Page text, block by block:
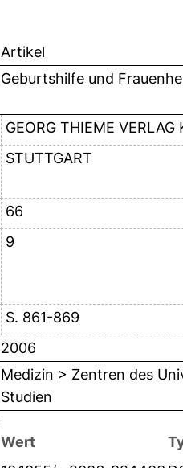
Artikel
Geburtshilfe und
GEORG THIEME VERLAG
STUTTGART
66
9
S. 861-869
2006
Medizin > Zentren des
Studien
Wert